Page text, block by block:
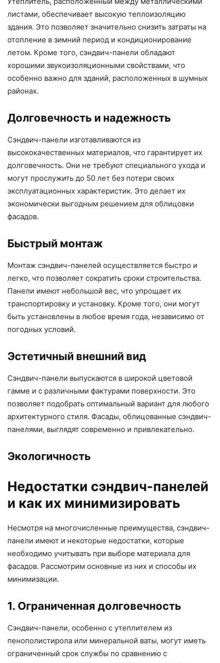
листами, обеспечивает высокую теплоизоляцию
здания. Это позволяет значительно снизить затраты на
отопление в зимний период и кондиционирование
летом. Кроме того, сэндвич-панели обладают
хорошими звукоизоляционными свойствами, что
особенно важно для зданий, расположенных в шумных
районах.
Долговечность и надежность
Сэндвич-панели изготавливаются из
высококачественных материалов, что гарантирует их
долговечность. Они не требуют специального ухода и
могут прослужить до 50 лет без потери своих
эксплуатационных характеристик. Это делает их
экономически выгодным решением для облицовки
фасадов.
Быстрый монтаж
Монтаж сэндвич-панелей осуществляется быстро и
легко, что позволяет сократить сроки строительства.
Панели имеют небольшой вес, что упрощает их
транспортировку и установку. Кроме того, они могут
быть установлены в любое время года, независимо от
погодных условий.
Эстетичный внешний вид
Сэндвич-панели выпускаются в широкой цветовой
гамме и с различными фактурами поверхности. Это
позволяет подобрать оптимальный вариант для любого
архитектурного стиля. Фасады, облицованные сэндвич-
панелями, выглядят современно и привлекательно.
Экологичность
Недостатки сэндвич-панелей
и как их минимизировать
Несмотря на многочисленные преимущества, сэндвич-
панели имеют и некоторые недостатки, которые
необходимо учитывать при выборе материала для
фасадов. Рассмотрим основные из них и способы их
минимизации.
1. Ограниченная долговечность
Сэндвич-панели, особенно с утеплителем из
пенополистирола или минеральной ваты, могут иметь
ограниченный срок службы по сравнению с